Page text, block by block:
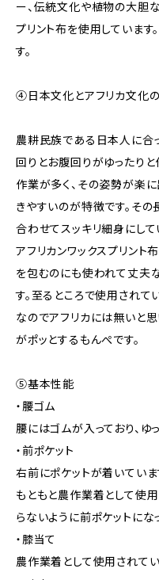
ー、伝統文化や植物の大胆
プリント布を使用していま
す。
④日本文化とアフリカ文化
農耕民族である日本人に合
回りとお腹回りがゆったり
作業が多く、その姿勢が楽
きやすいのが特徴です。そ
合わせてスッキリ細身にして
アフリカンワックスプリント
を包むのにも使われて丈夫
す。至るところで使用され
なのでアフリカには無いと
がポッとするもんぺです。
⑤基本性能
・腰ゴム
腰にはゴムが入っており、ゆ
・前ポケット
右前にポケットが着いていま
もともと農作業着として使
らないように前ポケットにな
・膝当て
農作業着として使用されて